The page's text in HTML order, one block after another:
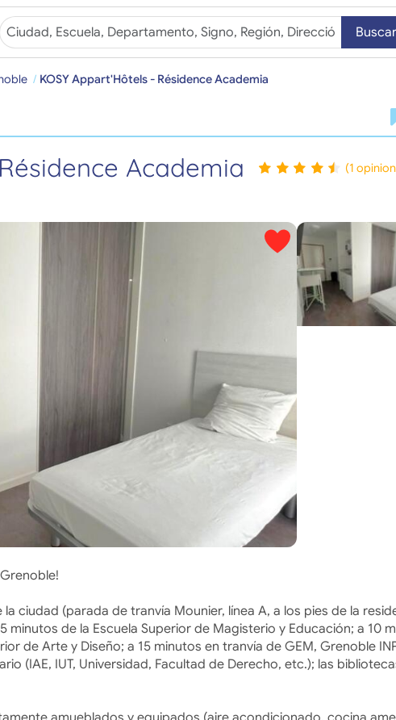
Buscar
KOSY Appart'Hôtels - Résidence Academia
Academia (1
ciudad (parada de tranvía Mounier, línea A, a los pies de la
de la Escuela Superior de Magisterio y Educación; a 10
de Arte y Diseño; a 15 minutos en tranvía de GEM, Grenoble
(IAE, IUT, Universidad, Facultad de Derecho, etc.); las